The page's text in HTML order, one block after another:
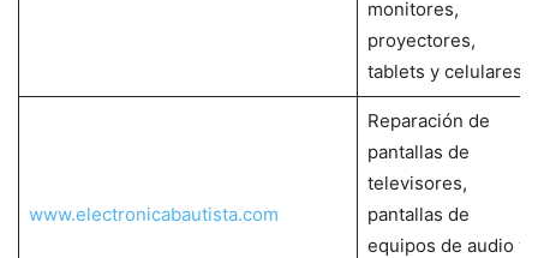
monitores,
proyectores,
tablets y celulares.
www.electronicabautista.com
Reparación de
pantallas de
televisores,
pantallas de
equipos de audio y